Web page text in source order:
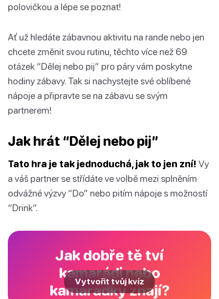
polovičkou a lépe se poznat!
Ať už hledáte zábavnou aktivitu na rande nebo jen
chcete změnit svou rutinu, těchto více než 69
otázek “Dělej nebo pij” pro páry vám poskytne
hodiny zábavy. Tak si nachystejte své oblíbené
nápoje a připravte se na zábavu se svým
partnerem!
Jak hrát “Dělej nebo pij”
Tato hra je tak jednoduchá, jak to jen zní! Vy
a váš partner se střídáte ve volbě mezi splněním
odvážné výzvy “Do” nebo pitím nápoje s možností
“Drink”.
Jak dobře tě tví
kamarádi nebo
kamarádky znají?
Vytvořit tvůj kvíz